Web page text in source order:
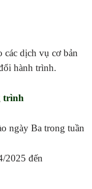
các dịch vụ cơ bản
hành trình.
trình
ngày Ba trong tuần
2025 đến